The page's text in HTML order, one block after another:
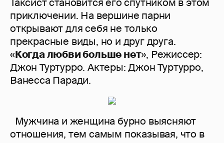
Таксист становится его спутником в этом
приключении. На вершине парни
открывают для себя не только
прекрасные виды, но и друг друга.
«Когда любви больше нет», Режиссер:
Джон Туртурро. Актеры: Джон Туртурро,
Ванесса Паради.
Мужчина и женщина бурно выясняют
отношения, тем самым показывая, что в